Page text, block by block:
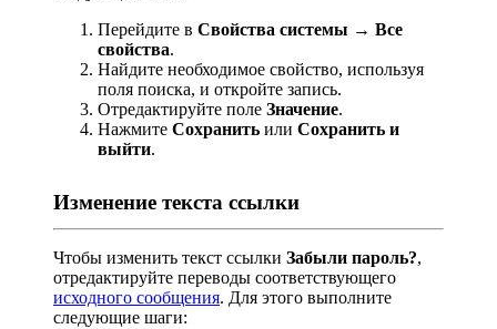
Перейдите в Свойства системы → Все
свойства.
Найдите необходимое свойство, используя
поля поиска, и откройте запись.
Отредактируйте поле Значение.
Нажмите Сохранить или Сохранить и
выйти.
Изменение текста ссылки
Чтобы изменить текст ссылки Забыли пароль?,
отредактируйте переводы соответствующего
исходного сообщения. Для этого выполните
следующие шаги: